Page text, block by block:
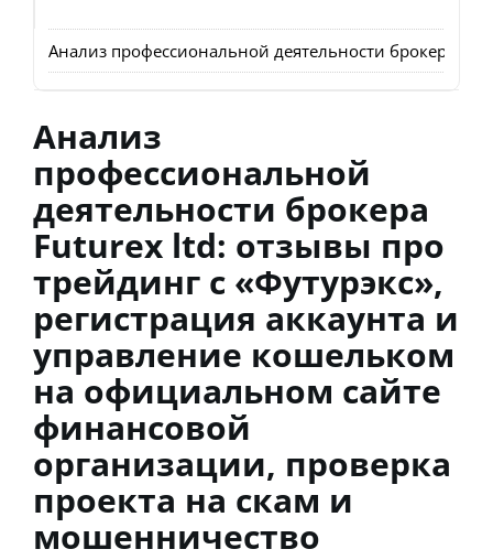
Анализ профессиональной деятельности брокера
Анализ
профессиональной
деятельности брокера
Futurex ltd: отзывы про
трейдинг с «Футурэкс»,
регистрация аккаунта и
управление кошельком
на официальном сайте
финансовой
организации, проверка
проекта на скам и
мошенничество